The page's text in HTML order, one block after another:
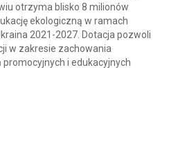
otrzyma blisko 8 milionów
ekologiczną w ramach
2021-2027. Dotacja pozwoli
w zakresie zachowania
i edukacyjnych